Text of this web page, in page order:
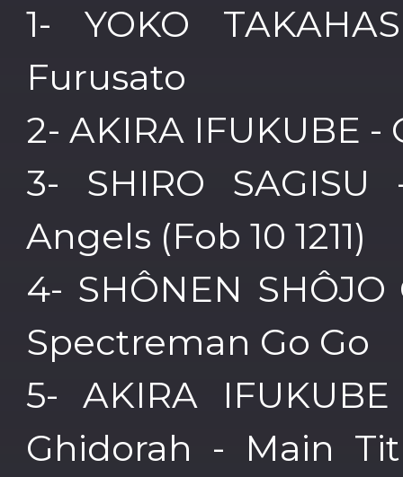
1- YOKO
Furusato
2- AKIRA IFUKUBE
3- SHIRO
Angels (Fob 10 1211)
4- SHÔNEN
Spectreman Go Go
5- AKIRA
Ghidorah - Main